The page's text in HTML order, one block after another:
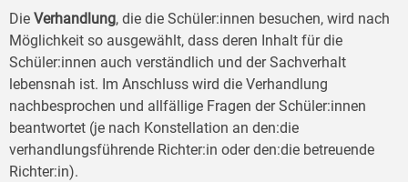
Die Verhandlung, die die Schüler:innen besuchen, wird nach
Möglichkeit so ausgewählt, dass deren Inhalt für die
Schüler:innen auch verständlich und der Sachverhalt
lebensnah ist. Im Anschluss wird die Verhandlung
nachbesprochen und allfällige Fragen der Schüler:innen
beantwortet (je nach Konstellation an den:die
verhandlungsführende Richter:in oder den:die betreuende
Richter:in).